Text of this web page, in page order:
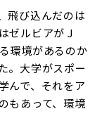
飛び込んだのは
ゼルビアが J
環境があるのか
。大学がスポー
んで、それをア
もあって、環境